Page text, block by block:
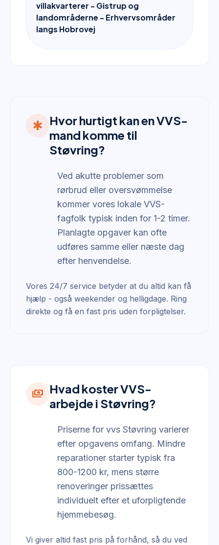
villakvarterer - Gistrup og
landområderne - Erhvervsområder
langs Hobrovej
emergency
Hvor hurtigt kan en VVS-
mand komme til
Støvring?
Ved akutte problemer som
rørbrud eller oversvømmelse
kommer vores lokale VVS-
fagfolk typisk inden for 1-2 timer.
Planlagte opgaver kan ofte
udføres samme eller næste dag
efter henvendelse.
Vores 24/7 service betyder at du altid kan få
hjælp - også weekender og helligdage. Ring
direkte og få en fast pris uden forpligtelser.
payments Hvad koster VVS-
arbejde i Støvring?
Priserne for vvs Støvring varierer
efter opgavens omfang. Mindre
reparationer starter typisk fra
800-1200 kr, mens større
renoveringer prissættes
individuelt efter et uforpligtende
hjemmebesøg.
Vi giver altid fast pris på forhånd, så du ved